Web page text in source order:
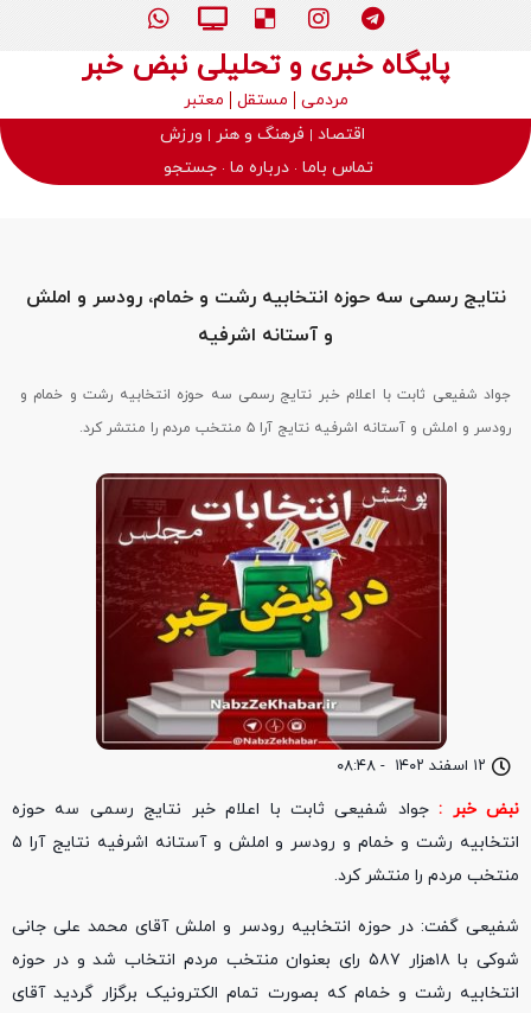
پایگاه خبری و تحلیلی نبض خبر
مردمی مستقل
معتبر
اقتصاد
فرهنگ و هنر
ورزش
تماس باما درباره ما جستجو
۱۲ اسفند ۱۴۰۲ - ۰۸:۴۸
نتایج رسمی سه حوزه انتخابیه رشت و خمام، رودسر و املش
و آستانه اشرفیه
جواد شفیعی ثابت با اعلام خبر نتایج رسمی سه حوزه انتخابیه رشت و خمام و
رودسر و املش و آستانه اشرفیه نتایج آرا ۵ منتخب مردم را منتشر کرد.
نبض خبر : جواد شفیعی ثابت با اعلام خبر نتایج رسمی سه حوزه
انتخابیه رشت و خمام و رودسر و املش و آستانه اشرفیه نتایج آرا ۵
منتخب مردم را منتشر کرد.
شفیعی گفت: در حوزه انتخابیه رودسر و املش آقای محمد علی جانی
شوکی با ۱۸هزار ۵۸۷ رای بعنوان منتخب مردم انتخاب شد و در حوزه
انتخابیه رشت و خمام که بصورت تمام الکترونیک برگزار گردید آقای